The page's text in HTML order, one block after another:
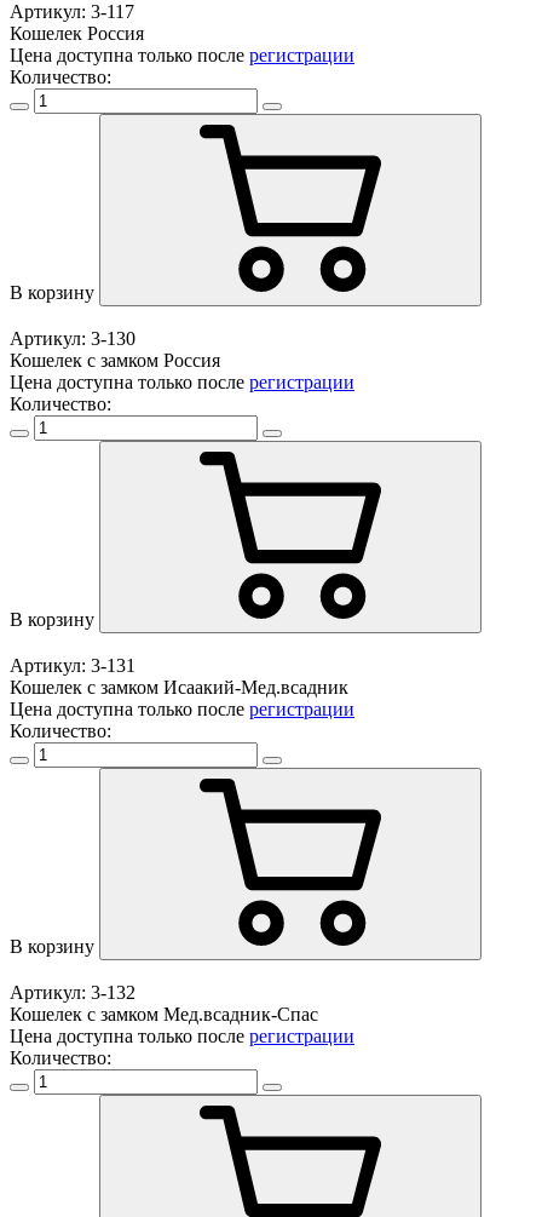
Артикул: 3-117
Кошелек Россия
Цена доступна только после регистрации
Количество:
В корзину
Артикул: 3-130
Кошелек с замком Россия
Цена доступна только после регистрации
Количество:
В корзину
Артикул: 3-131
Кошелек с замком Исаакий-Мед.всадник
Цена доступна только после регистрации
Количество:
В корзину
Артикул: 3-132
Кошелек с замком Мед.всадник-Спас
Цена доступна только после регистрации
Количество: